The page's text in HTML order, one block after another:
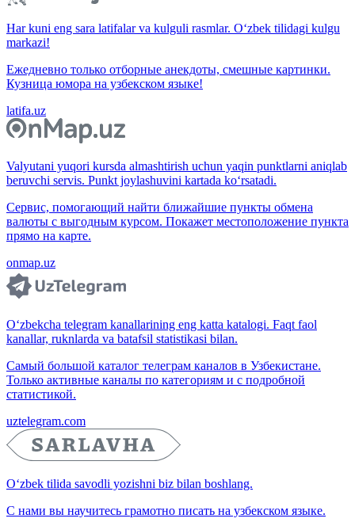
Har kuni eng sara latifalar va kulguli rasmlar. O‘zbek tilidagi kulgu
markazi!
Ежедневно только отборные анекдоты, смешные картинки.
Кузница юмора на узбекском языке!
latifa.uz
Valyutani yuqori kursda almashtirish uchun yaqin punktlarni aniqlab
beruvchi servis. Punkt joylashuvini kartada ko‘rsatadi.
Сервис, помогающий найти ближайшие пункты обмена
валюты с выгодным курсом. Покажет местоположение пункта
прямо на карте.
onmap.uz
O‘zbekcha telegram kanallarining eng katta katalogi. Faqt faol
kanallar, ruknlarda va batafsil statistikasi bilan.
Самый большой каталог телеграм каналов в Узбекистане.
Только активные каналы по категориям и с подробной
статистикой.
uztelegram.com
O‘zbek tilida savodli yozishni biz bilan boshlang.
С нами вы научитесь грамотно писать на узбекском языке.